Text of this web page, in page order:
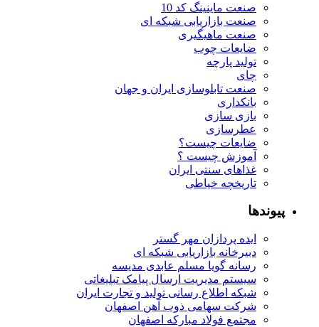
صنعت ماینینگ کد 10
صنعت بازاریابی شبکه ای
صنعت ماهیگیری
ضایعات چوب
تولید پارچه
چای
صنعت تابلوسازی ایران و جهان
بانکداری
بازی سازی
عطرسازی
ضایعات چیست؟
آموزش چیست ؟
غذاهای سنتی ایران
تاریخچه خیاطی
پیوندها
ایده پردازان مهر گستر
دبیرخانه بازاریابی شبکه ای
رسانه گویا مسلم عابدی مدیسه
سیستم مدیریت ارسال پیامک تبلیغاتی
شبکه اطلاع رسانی تولید و تجارت ایران
شرکت سهامی ذوب آهن اصفهان
مجتمع فولاد مبارکه اصفهان